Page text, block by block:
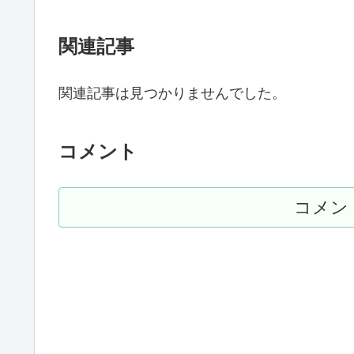
関連記事
関連記事は見つかりませんでした。
コメント
コメン